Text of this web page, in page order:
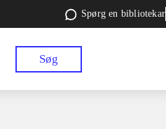
Spørg en bibliotekar
Søg